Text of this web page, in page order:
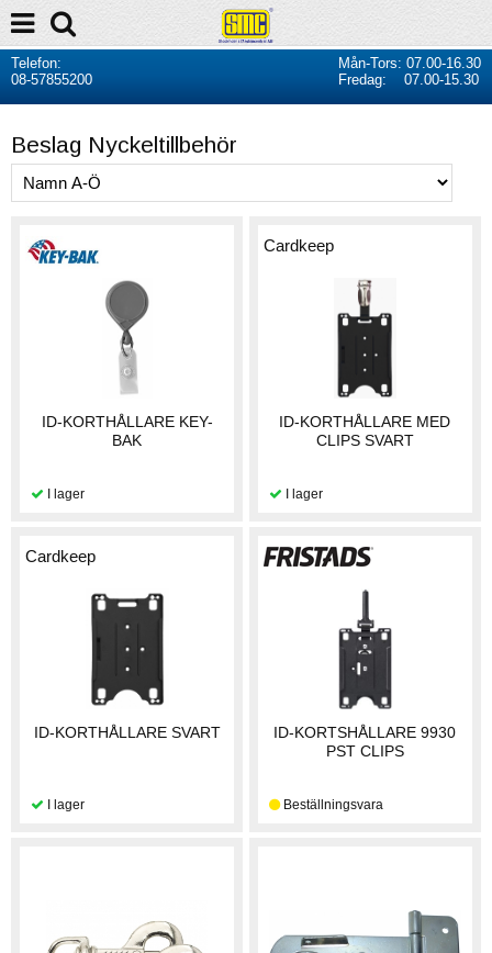
Telefon:
08-57855200
Mån-Tors: 07.00-16.30
Fredag: 07.00-15.30
Beslag Nyckeltillbehör
ID-KORTHÅLLARE KEY-
BAK
Cardkeep
ID-KORTHÅLLARE MED
CLIPS SVART
Cardkeep
ID-KORTHÅLLARE SVART
ID-KORTSHÅLLARE 9930
PST CLIPS